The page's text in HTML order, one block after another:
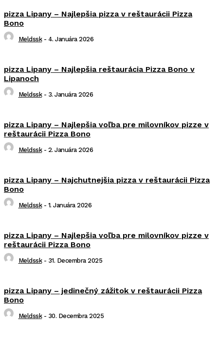
pizza Lipany – Najlepšia pizza v reštaurácii Pizza
Bono
Meldssk - 4. Januára 2026
pizza Lipany – Najlepšia reštaurácia Pizza Bono v
Lipanoch
Meldssk - 3. Januára 2026
pizza Lipany – Najlepšia voľba pre milovníkov pizze v
reštaurácii Pizza Bono
Meldssk - 2. Januára 2026
pizza Lipany – Najchutnejšia pizza v reštaurácii Pizza
Bono
Meldssk - 1. Januára 2026
pizza Lipany – Najlepšia voľba pre milovníkov pizze v
reštaurácii Pizza Bono
Meldssk - 31. Decembra 2025
pizza Lipany – jedinečný zážitok v reštaurácii Pizza
Bono
Meldssk - 30. Decembra 2025